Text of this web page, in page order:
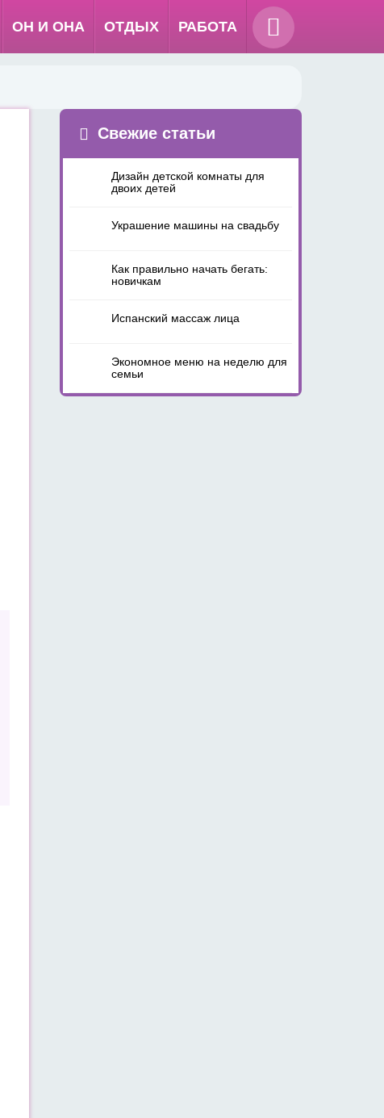
ОН И ОНА ОТДЫХ РАБОТА
Свежие статьи
Дизайн детской комнаты для
двоих детей
Украшение машины на свадьбу
Как правильно начать бегать:
новичкам
Испанский массаж лица
Экономное меню на неделю для
семьи